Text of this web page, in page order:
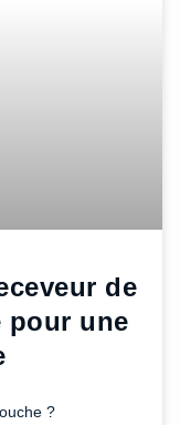
de
pour une
?